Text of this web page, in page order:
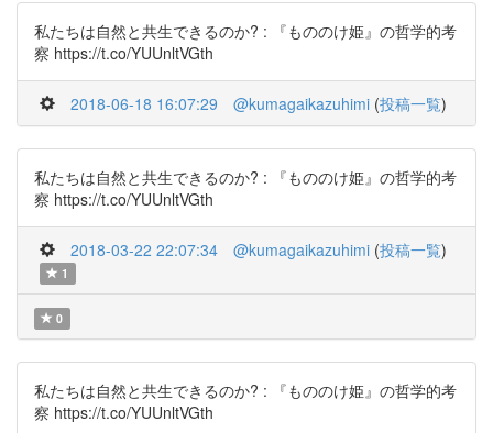
私たちは自然と共生できるのか? : 『もののけ姫』の哲学的考
察 https://t.co/YUUnltVGth
2018-06-18 16:07:29 @kumagaikazuhimi (投稿一覧)
私たちは自然と共生できるのか? : 『もののけ姫』の哲学的考
察 https://t.co/YUUnltVGth
2018-03-22 22:07:34 @kumagaikazuhimi (投稿一覧)
1
0
私たちは自然と共生できるのか? : 『もののけ姫』の哲学的考
察 https://t.co/YUUnltVGth